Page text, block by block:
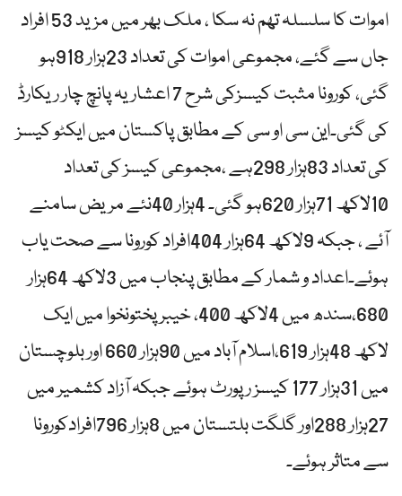
اموات کا سلسلہ تھم نہ سکا ، ملک بھر میں مزید 53 افراد
جاں سے گئے، مجموعی اموات کی تعداد 23ہزار 918ہو
گئی، کورونا مثبت کیسزکی شرح 7 اعشاریہ پانچ چار ریکارڈ
کی گئی۔این سی او سی کے مطابق پاکستان میں ایکٹو کیسز
کی تعداد 83ہزار 298ہے ،مجموعی کیسز کی تعداد
10لاکھ 71ہزار 620ہو گئی۔ 4ہزار 40نئے مریض سامنے
آئے ، جبکہ 9لاکھ 64ہزار 404افراد کورونا سے صحت یاب
ہوئے۔اعداد و شمار کے مطابق پنجاب میں 3لاکھ 64ہزار
680،سندھ میں 4لاکھ 400، خیبر پختونخوا میں ایک
لاکھ 48ہزار 619،اسلام آباد میں 90ہزار 660 اور بلوچستان
میں 31ہزار 177 کیسز رپورٹ ہوئے جبکہ آزاد کشمیر میں
27ہزار 288اور گلگت بلتستان میں 8ہزار 796افرادکورونا
سے متاثر ہوئے۔